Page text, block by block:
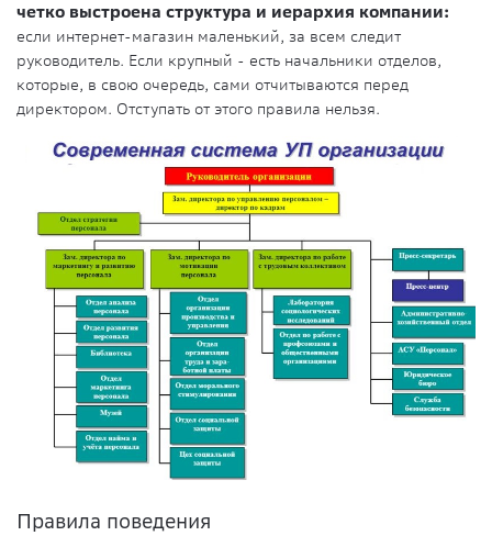
четко выстроена структура и иерархия компании:
если интернет-магазин маленький, за всем следит
руководитель. Если крупный - есть начальники отделов,
которые, в свою очередь, сами отчитываются перед
директором. Отступать от этого правила нельзя.
Правила поведения